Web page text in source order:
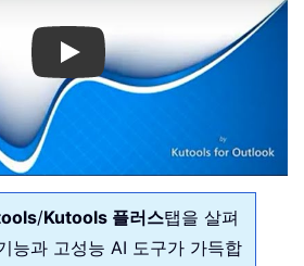
Play
/Kutools 플러스탭을 살펴
능과 고성능 AI 도구가 가득합